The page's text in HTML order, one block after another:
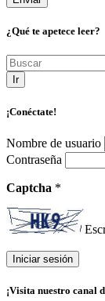
¿Qué te apetece leer?
Ir
¡Conéctate!
Nombre de usuario
Contraseña
Captcha *
¡Visita nuestro canal